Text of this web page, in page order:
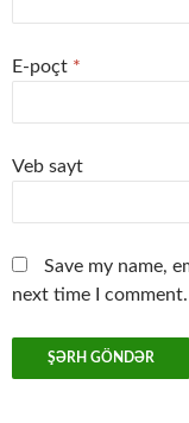
E-poçt *
Veb sayt
Save my name,
next time I comment.